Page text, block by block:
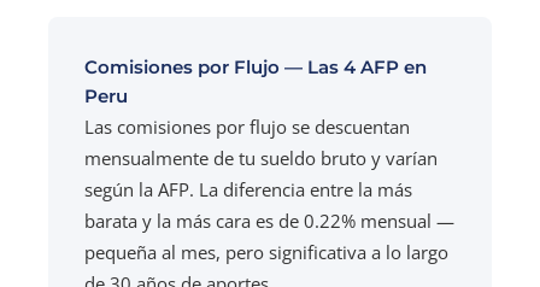
Comisiones por Flujo — Las 4 AFP en
Peru
Las comisiones por flujo se descuentan
mensualmente de tu sueldo bruto y varían
según la AFP. La diferencia entre la más
barata y la más cara es de 0.22% mensual —
pequeña al mes, pero significativa a lo largo